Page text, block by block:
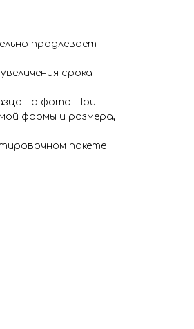
продлевает
срока
на фото. При
формы и размера,
пакете